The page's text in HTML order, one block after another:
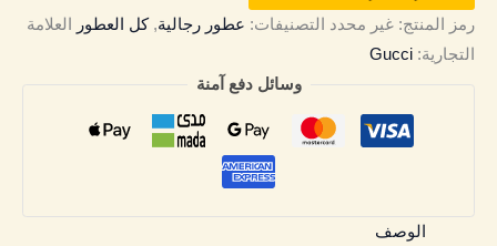
رمز المنتج: غير محدد التصنيفات: عطور رجالية,كل العطور
العلامة
التجارية: Gucci
وسائل دفع آمنة
الوصف